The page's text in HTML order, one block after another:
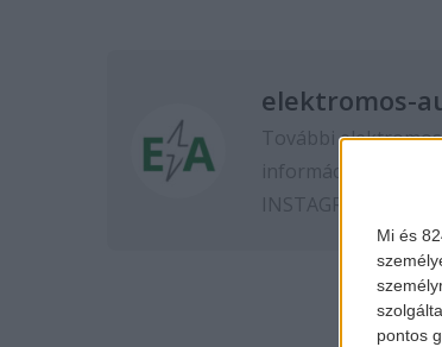
Mi és
pontos
elektromos-
További
információkért
INSTAGRAM